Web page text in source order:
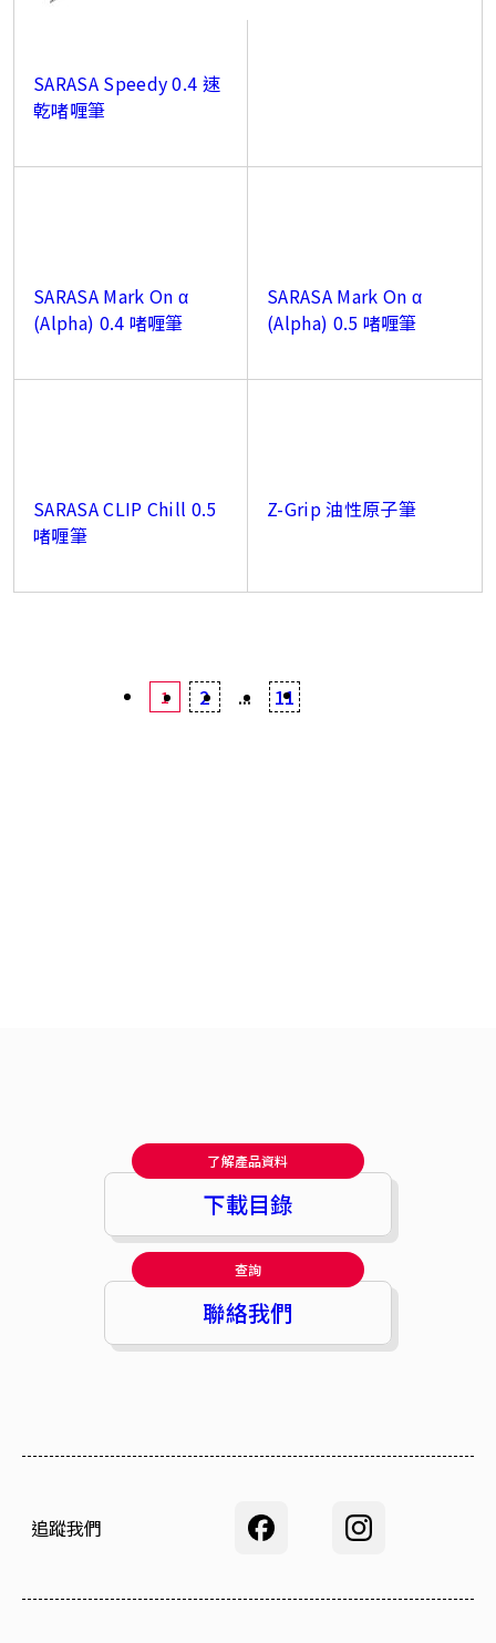
SARASA Speedy 0.4 速
乾啫喱筆
SARASA Mark On α
(Alpha) 0.4 啫喱筆
SARASA Mark On α
(Alpha) 0.5 啫喱筆
SARASA CLIP Chill 0.5
啫喱筆
Z-Grip 油性原子筆
1 2 ... 11
了解產品資料
下載目錄
查詢
聯絡我們
追蹤我們